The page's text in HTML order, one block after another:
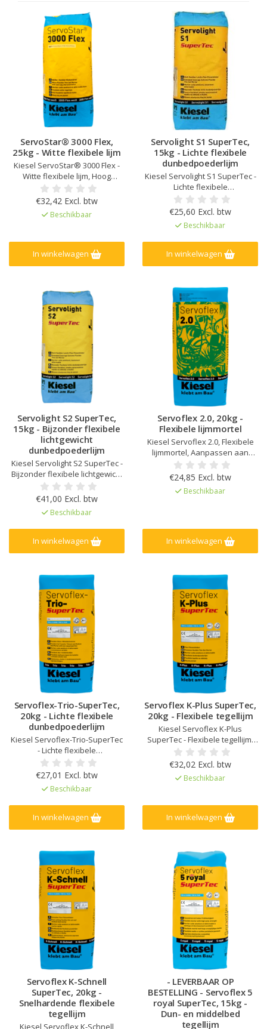
ServoStar® 3000 Flex,
25kg - Witte flexibele lijm
Kiesel ServoStar® 3000 Flex -
Witte flexibele lijm, Hoog
standvermogen, Lange
belichtingstijd, Hoge opbrengst,
Voor gebruik binnen en buiten,
Voor het leggen van
van glasmozaïek, Laagdikte tot
10 mm
€32,42 Excl. btw
Beschikbaar
In winkelwagen
Servolight S1 SuperTec,
15kg - Lichte flexibele
dunbedpoederlijm
Kiesel Servolight S1 SuperTec -
Lichte flexibele
dunbedpoederlijm , Laag
verbruik, Hoog rendement,
Voor binnen en buiten,
Bijzonder flexibel, Zeer goed
standvermogen, Ook bij lage
temperaturen geschikt om te
verwerken
€25,60 Excl. btw
Beschikbaar
In winkelwagen
Servolight S2 SuperTec,
15kg - Bijzonder flexibele
lichtgewicht
dunbedpoederlijm
Kiesel Servolight S2 SuperTec -
Bijzonder flexibele lichtgewicht
dunbedpoederlijm , Eenvoudige
verwerking, Zeer hoge
stabiliteit en afschuifsterkte,
Zeer flexibel, 30% lager in
verbruik dan conventionele
dunbedmortel
€41,00 Excl. btw
Beschikbaar
In winkelwagen
Servoflex 2.0, 20kg -
Flexibele lijmmortel
Kiesel Servoflex 2.0, Flexibele
lijmmortel, Aanpassen aan
persoonlijke voorkeuren,
Laagdikte tot 15 mm, Voor fijn
steengoed tot 120 x 120 cm,
Veilige en snelle uitharding,
muren en vloeren
€24,85 Excl. btw
Beschikbaar
In winkelwagen
Servoflex-Trio-SuperTec,
20kg - Lichte flexibele
dunbedpoederlijm
Kiesel Servoflex-Trio-SuperTec
- Lichte flexibele
dunbedpoederlijm, Laag
verbruik, Hoog rendement,
Voor groot formaat tegels, Voor
binnen en buiten, Bijzonder
flexibel, Zeer goed
standvermogen, Ook bij lage
temperaturen geschikt om te
€27,01 Excl. btw
Beschikbaar
In winkelwagen
Servoflex K-Plus SuperTec,
20kg - Flexibele tegellijm
Kiesel Servoflex K-Plus
SuperTec - Flexibele tegellijm,
Snelle uitharding, Lange
verwerkingstijd, Laagdikte tot 15
mm, Bijzonder flexibel, Voor
binnen, buiten en onder water,
stabiliteit dan vereist door de
norm, Optimale hechting b
€32,02 Excl. btw
Beschikbaar
In winkelwagen
Servoflex K-Schnell
SuperTec, 20kg -
Snelhardende flexibele
tegellijm
Kiesel Servoflex K-Schnell
- LEVERBAAR OP
BESTELLING - Servoflex 5
royal SuperTec, 15kg -
Dun- en middelbed
tegellijm